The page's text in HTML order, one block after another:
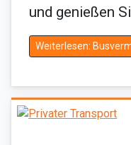
und genießen
Weiterlesen: